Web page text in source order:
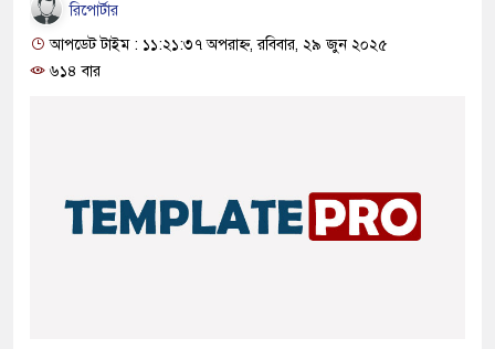
রিপোর্টার
আপডেট টাইম : ১১:২১:৩৭ অপরাহ্ন, রবিবার, ২৯ জুন ২০২৫
৬১৪ বার